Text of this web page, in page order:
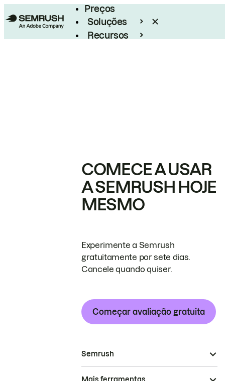
Preços
Soluções
Recursos
COMECE A USAR
A SEMRUSH HOJE
MESMO
Experimente a Semrush
gratuitamente por sete dias.
Cancele quando quiser.
Começar avaliação gratuita
Semrush